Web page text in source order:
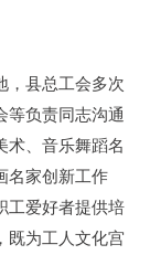
，县总工会多次
等负责同志沟通
术、音乐舞蹈名
名家创新工作
工爱好者提供培
既为工人文化宫